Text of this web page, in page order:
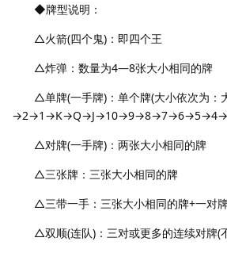
◆牌型说明：
△火箭(四个鬼)：即四个王
△炸弹：数量为4—8张大小相同的牌
△单牌(一手牌)：单个牌(大小依次为：
△对牌(一手牌)：两张大小相同的牌
△三张牌：三张大小相同的牌
△三带一手：三张大小相同的牌+一对
△双顺(连队)：三对或更多的连续对牌(